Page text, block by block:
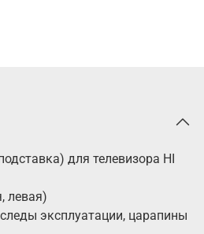
для телевизора HI
левая)
эксплуатации, царапины